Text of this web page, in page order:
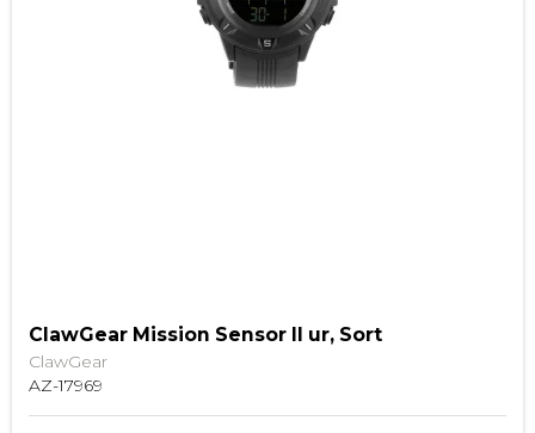
ClawGear Mission Sensor II ur, Sort
ClawGear
AZ-17969